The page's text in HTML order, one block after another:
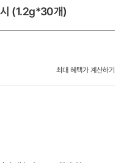
시 (1.2g*30개)
최대 혜택가 계산하기